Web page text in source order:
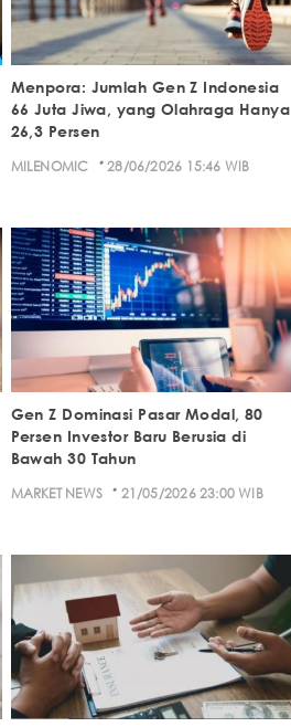
Menpora: Jumlah Gen Z Indonesia
66 Juta Jiwa, yang Olahraga Hanya
26,3 Persen
MILENOMIC · 28/06/2026 15:46 WIB
Gen Z Dominasi Pasar Modal, 80
Persen Investor Baru Berusia di
Bawah 30 Tahun
MARKET NEWS · 21/05/2026 23:00 WIB